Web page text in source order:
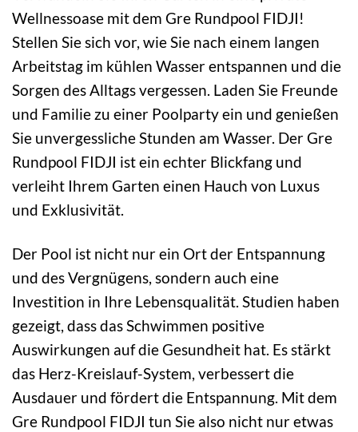
Wellnessoase mit dem Gre Rundpool FIDJI!
Stellen Sie sich vor, wie Sie nach einem langen
Arbeitstag im kühlen Wasser entspannen und die
Sorgen des Alltags vergessen. Laden Sie Freunde
und Familie zu einer Poolparty ein und genießen
Sie unvergessliche Stunden am Wasser. Der Gre
Rundpool FIDJI ist ein echter Blickfang und
verleiht Ihrem Garten einen Hauch von Luxus
und Exklusivität.
Der Pool ist nicht nur ein Ort der Entspannung
und des Vergnügens, sondern auch eine
Investition in Ihre Lebensqualität. Studien haben
gezeigt, dass das Schwimmen positive
Auswirkungen auf die Gesundheit hat. Es stärkt
das Herz-Kreislauf-System, verbessert die
Ausdauer und fördert die Entspannung. Mit dem
Gre Rundpool FIDJI tun Sie also nicht nur etwas